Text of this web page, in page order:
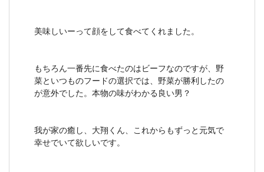
美味しいーって顔をして食べてくれました。
もちろん一番先に食べたのはビーフなのですが、野
菜といつものフードの選択では、野菜が勝利したの
が意外でした。本物の味がわかる良い男？
我が家の癒し、大翔くん、これからもずっと元気で
幸せでいて欲しいです。